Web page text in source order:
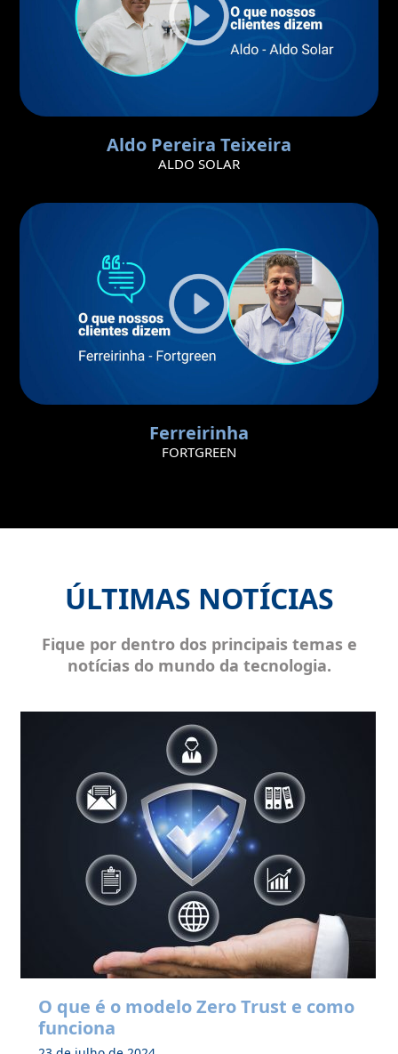
Aldo Pereira Teixeira
ALDO SOLAR
Ferreirinha
FORTGREEN
ÚLTIMAS NOTÍCIAS
Fique por dentro dos principais temas e
notícias do mundo da tecnologia.
O que é o modelo Zero Trust e como
funciona